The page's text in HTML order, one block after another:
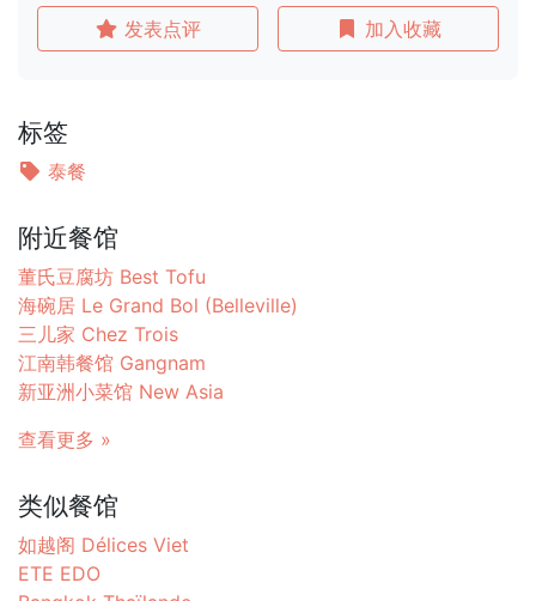
发表点评 加入收藏
标签
泰餐
附近餐馆
董氏豆腐坊 Best Tofu
海碗居 Le Grand Bol (Belleville)
三儿家 Chez Trois
江南韩餐馆 Gangnam
新亚洲小菜馆 New Asia
查看更多 »
类似餐馆
如越阁 Délices Viet
ETE EDO